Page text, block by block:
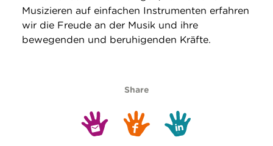
Musizieren auf einfachen Instrumenten erfahren
wir die Freude an der Musik und ihre
bewegenden und beruhigenden Kräfte.
Share